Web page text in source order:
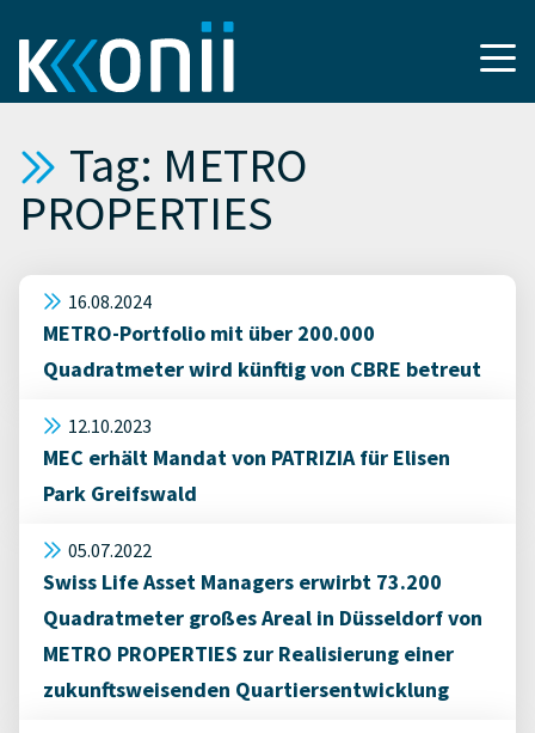
Tag: METRO
PROPERTIES
16.08.2024
METRO-Portfolio mit über 200.000
Quadratmeter wird künftig von CBRE betreut
12.10.2023
MEC erhält Mandat von PATRIZIA für Elisen
Park Greifswald
05.07.2022
Swiss Life Asset Managers erwirbt 73.200
Quadratmeter großes Areal in Düsseldorf von
METRO PROPERTIES zur Realisierung einer
zukunftsweisenden Quartiersentwicklung